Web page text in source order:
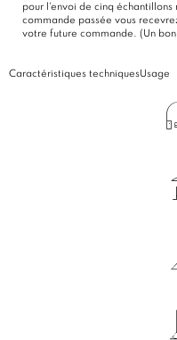
pour l'envoi de cinq
commande passée vous
votre future commande. (Un
Caractéristiques techniquesUsage